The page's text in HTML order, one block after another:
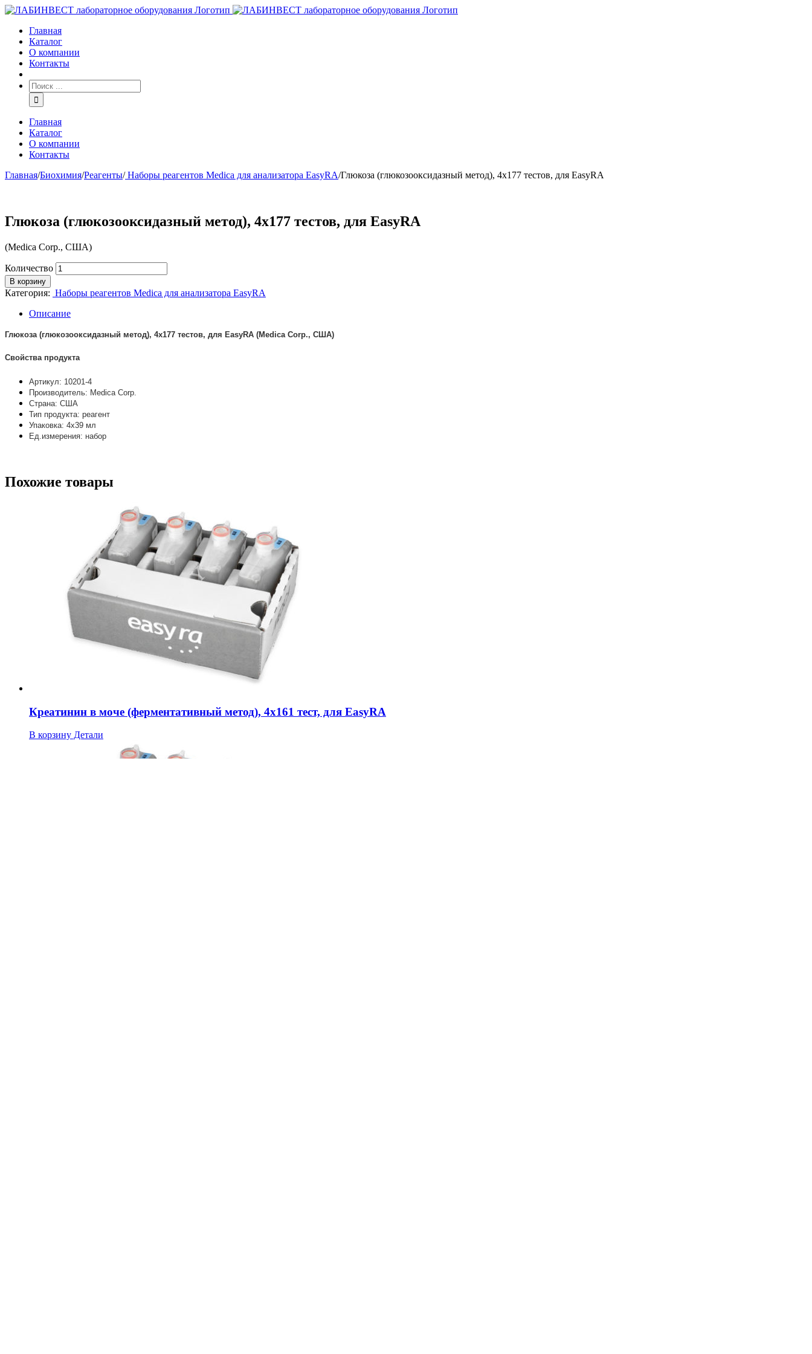
Главная
Каталог
О компании
Контакты
Главная
Каталог
О компании
Контакты
Главная/Биохимия/Реагенты/Наборы реагентов Medica для анализатора EasyRA/Глюкоза (глюкозооксидазный метод), 4х177 тестов, для EasyRA
Глюкоза (глюкозооксидазный метод), 4х177 тестов, для EasyRA
(Medica Corp., США)
Количество
В корзину
Категория: Наборы реагентов Medica для анализатора EasyRA
Описание
Глюкоза (глюкозооксидазный метод), 4х177 тестов, для EasyRA (Medica Corp., США)
Свойства продукта
Артикул: 10201-4
Производитель: Medica Corp.
Страна: США
Тип продукта: реагент
Упаковка: 4х39 мл
Ед.измерения: набор
Похожие товары
Креатинин в моче (ферментативный метод), 4х161 тест, для EasyRA
В корзину Детали